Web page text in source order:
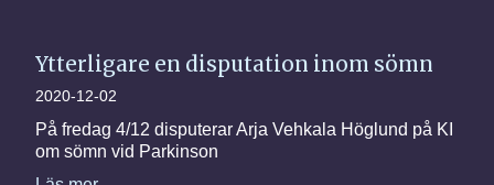
Ytterligare en disputation inom sömn
2020-12-02
På fredag 4/12 disputerar Arja Vehkala Höglund på KI
om sömn vid Parkinson